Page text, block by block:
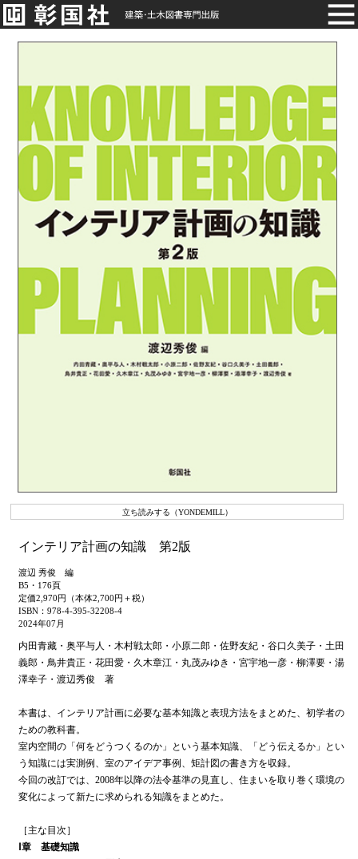
立ち読みする（YONDEMILL）
インテリア計画の知識 第2版
渡辺 秀俊 編
B5・176頁
定価2,970円（本体2,700円＋税）
ISBN：978-4-395-32208-4
2024年07月
内田青藏・奥平与人・木村戦太郎・小原二郎・佐野友紀・谷口久美子・土田
義郎・鳥井貴正・花田愛・久木章江・丸茂みゆき・宮宇地一彦・柳澤要・湯
澤幸子・渡辺秀俊 著
本書は、インテリア計画に必要な基本知識と表現方法をまとめた、初学者の
ための教科書。
室内空間の「何をどうつくるのか」という基本知識、「どう伝えるか」とい
う知識には実測例、室のアイデア事例、矩計図の書き方を収録。
今回の改訂では、2008年以降の法令基準の見直し、住まいを取り巻く環境の
変化によって新たに求められる知識をまとめた。
［主な目次］
Ⅰ章 基礎知識